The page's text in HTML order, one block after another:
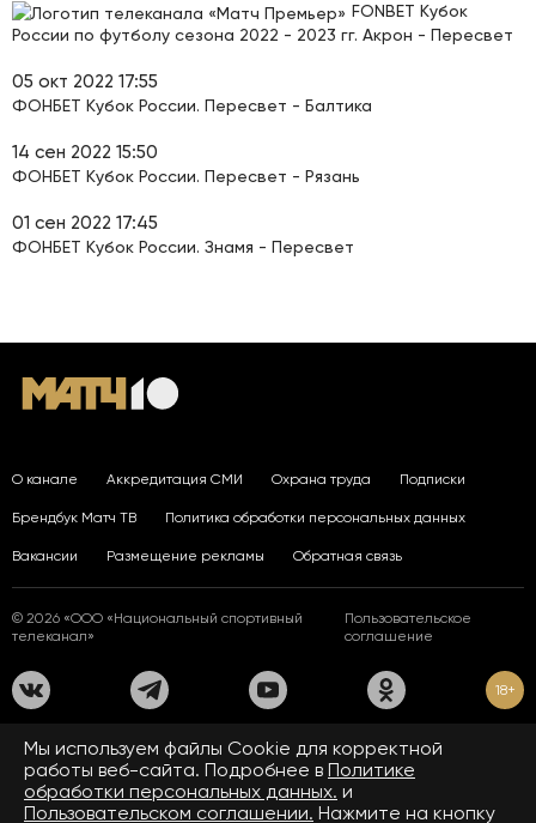
FONBET Кубок
России по футболу сезона 2022 - 2023 гг. Акрон - Пересвет
05 окт 2022 17:55
ФОНБЕТ Кубок России. Пересвет - Балтика
14 сен 2022 15:50
ФОНБЕТ Кубок России. Пересвет - Рязань
01 сен 2022 17:45
ФОНБЕТ Кубок России. Знамя - Пересвет
О канале Аккредитация СМИ Охрана труда Подписки
Брендбук Матч ТВ Политика обработки персональных данных
Вакансии Размещение рекламы Обратная связь
© 2026 «ООО «Национальный спортивный
телеканал»
Пользовательское
соглашение
18+
На сайте применяются рекомендательные технологии. Подробнее
Правилах применения рекомендательных технологий.
Средство массовой информации сетевое издание «www.matchtv.ru»
зарегистрировано Федеральной службой по надзору в сфере связи,
Мы используем файлы Сookie для корректной
работы веб-сайта. Подробнее в Политике
обработки персональных данных. и
Пользовательском соглашении. Нажмите на кнопку